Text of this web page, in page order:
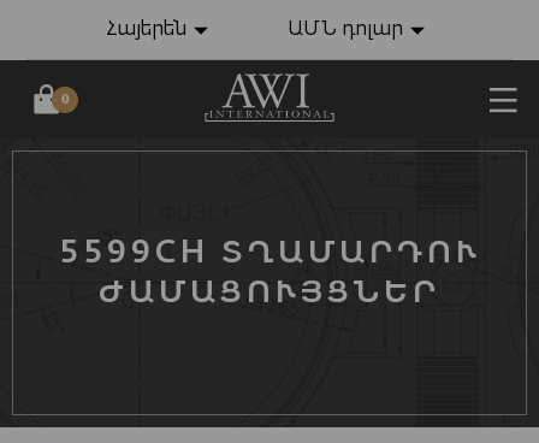
Հայերեն ԱՄՆ դոլար
0
5599CH ՏՂԱՄԱՐԴՈՒ
ԺԱՄԱՑՈՒՅՑՆԵՐ